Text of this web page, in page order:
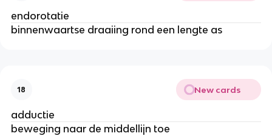
endorotatie
binnenwaartse draaiing rond een lengte as
18 New cards
adductie
beweging naar de middellijn toe